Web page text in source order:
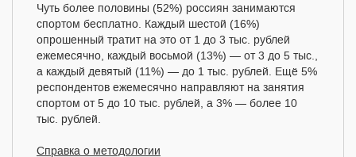
Чуть более половины (52%) россиян занимаются
спортом бесплатно. Каждый шестой (16%)
опрошенный тратит на это от 1 до 3 тыс. рублей
ежемесячно, каждый восьмой (13%) — от 3 до 5 тыс.,
а каждый девятый (11%) — до 1 тыс. рублей. Ещё 5%
респондентов ежемесячно направляют на занятия
спортом от 5 до 10 тыс. рублей, а 3% — более 10
тыс. рублей.
Справка о методологии